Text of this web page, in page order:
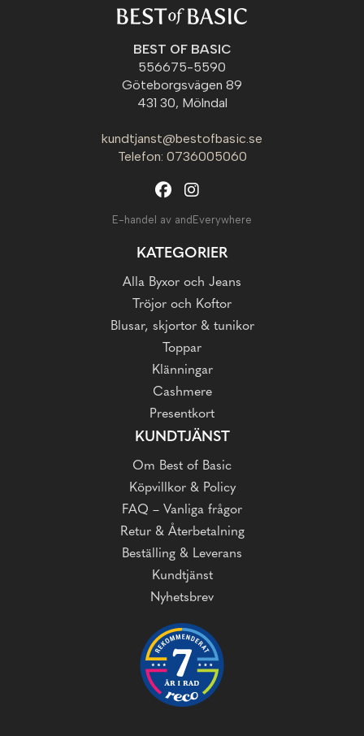
BEST OF BASIC
556675-5590
Göteborgsvägen 89
431 30, Mölndal
kundtjanst@bestofbasic.se
Telefon: 0736005060
E-handel av andEverywhere
KATEGORIER
Alla Byxor och Jeans
Tröjor och Koftor
Blusar, skjortor & tunikor
Toppar
Klänningar
Cashmere
Presentkort
KUNDTJÄNST
Om Best of Basic
Köpvillkor & Policy
FAQ – Vanliga frågor
Retur & Återbetalning
Beställing & Leverans
Kundtjänst
Nyhetsbrev